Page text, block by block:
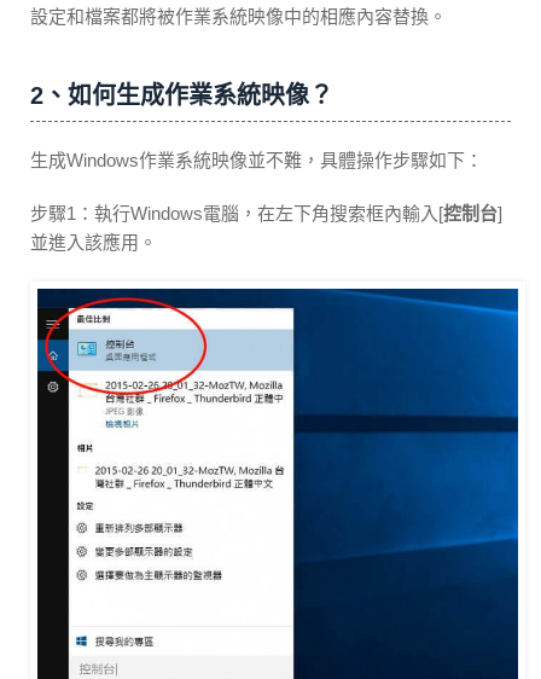
設定和檔案都將被作業系統映像中的相應內容替換。
2、如何生成作業系統映像？
生成Windows作業系統映像並不難，具體操作步驟如下：
步驟1：執行Windows電腦，在左下角搜索框內輸入[控制台]
並進入該應用。